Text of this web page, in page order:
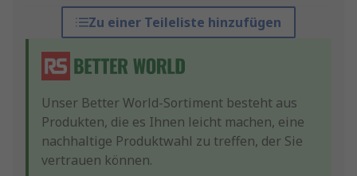
Zu einer Teileliste hinzufügen
Unser Better World-Sortiment besteht aus
Produkten, die es Ihnen leicht machen, eine
nachhaltige Produktwahl zu treffen, der Sie
vertrauen können.